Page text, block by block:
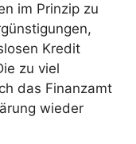
im Prinzip zu
Kredit
zu viel
das Finanzamt
wieder